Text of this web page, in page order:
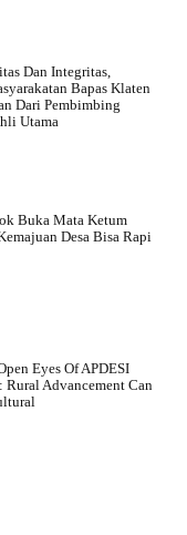
Dan Integritas,
Bapas Klaten
Dari Pembimbing
Utama
Buka Mata Ketum
Desa Bisa Rapi
Eyes Of APDESI
Rural Advancement Can